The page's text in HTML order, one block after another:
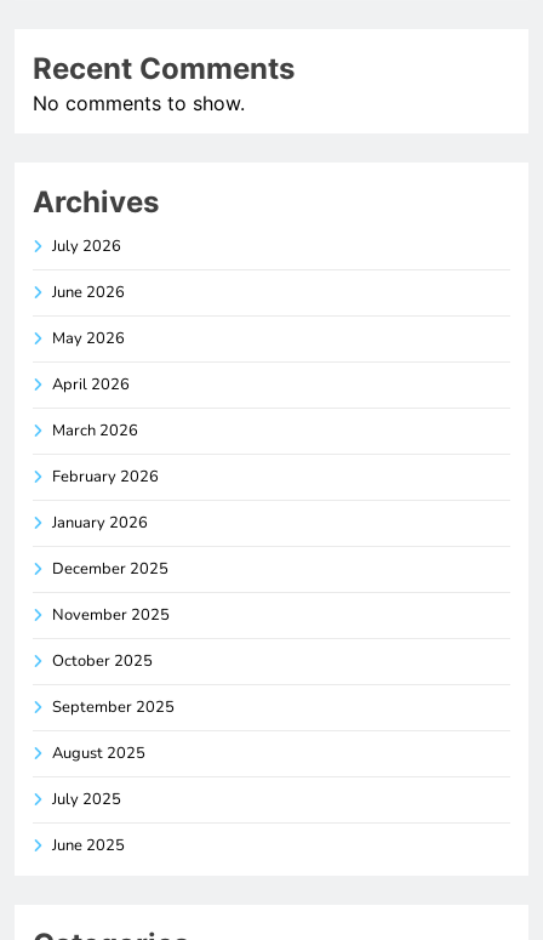
Recent Comments
No comments to show.
Archives
July 2026
June 2026
May 2026
April 2026
March 2026
February 2026
January 2026
December 2025
November 2025
October 2025
September 2025
August 2025
July 2025
June 2025